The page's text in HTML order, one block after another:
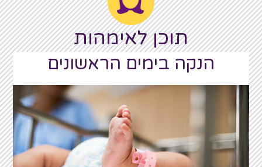
תוכן לאימהות
הנקה בימים הראשונים